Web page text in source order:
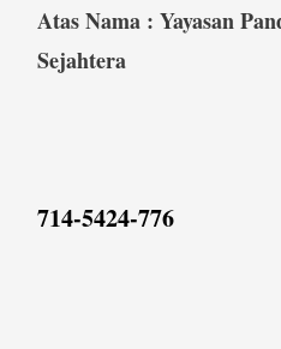
Atas Nama : Yayasan
Sejahtera
714-5424-776